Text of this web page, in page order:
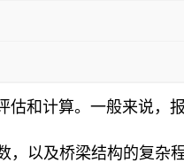
和计算。一般来说，
以及桥梁结构的复杂